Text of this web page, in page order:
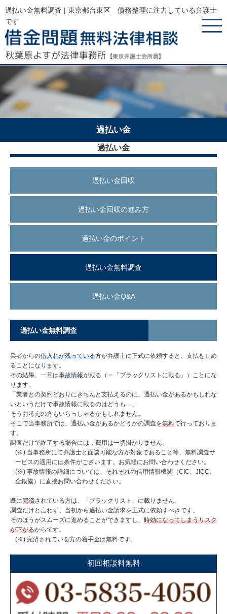
過払い金無料調査 | 東京都台東区 債務整理に注力している弁護士
です
過払い金
過払い金
過払い金回収
過払い金回収の進み方
過払い金のポイント
過払い金無料調査
過払い金Q&A
過払い金無料調査
業者からの借入れが残っている方が弁護士に正式に依頼すると、支払を止め
ることになります。
その結果、一旦は事故情報が載る（＝「ブラックリストに載る」）ことにな
ります。
「業者との契約どおりにきちんと支払えるのに、過払い金があるかもしれな
いというだけで事故情報に載るのはどうも…」
そうお考えの方もいらっしゃるかもしれません。
そこで当事務所では、過払い金があるかどうかの調査を無料で行っておりま
す。
調査だけで終了する場合には，費用は一切掛かりません。
当事務所にて弁護士と面談可能な方が対象であること等、無料調査サ
ービスの適用には条件がございます。お気軽にお問い合わせください。
事故情報の詳細については、それぞれの信用情報機関（CIC、JICC、
全銀協）に直接お問い合わせください。
既に完済されている方は、「ブラックリスト」に載りません。
調査だけと言わず、当初から過払い金請求を正式に依頼すべきです。
そのほうがスムーズに進めることができますし、 時効になってしまうリスク
が下がるからです。
完済されている方の着手金は無料です。
初回相談料無料